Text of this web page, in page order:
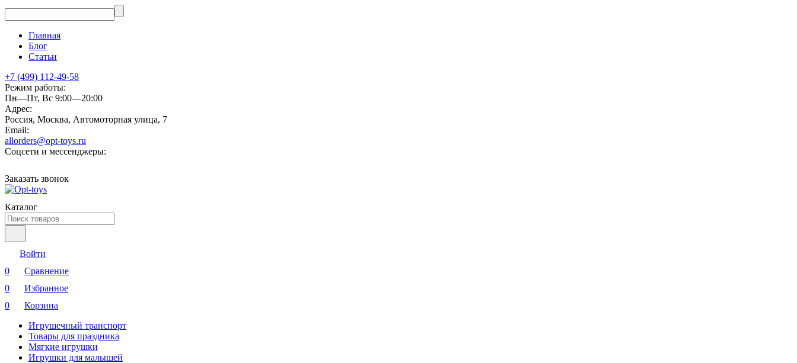
Главная
Блог
Статьи
+7 (499) 112-49-58
Режим работы:
Пн—Пт, Вс 9:00—20:00
Адрес:
Россия, Москва, Автомоторная улица, 7
Email:
allorders@opt-toys.ru
Соцсети и мессенджеры:
Заказать звонок
Каталог
Войти
0
Сравнение
0
Избранное
0
Корзина
Игрушечный транспорт
Товары для праздника
Мягкие игрушки
Игрушки для малышей